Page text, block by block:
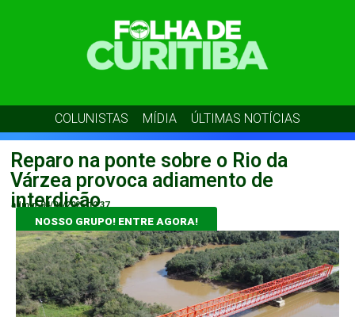
COLUNISTAS MÍDIA ÚLTIMAS NOTÍCIAS
Reparo na ponte sobre o Rio da
Várzea provoca adiamento de
interdição
admin 04/06/2026 12:37
NOSSO GRUPO! ENTRE AGORA!